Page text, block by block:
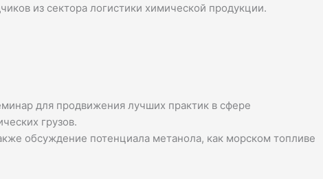
из сектора логистики химической продукции.
для продвижения лучших практик в сфере
грузов.
обсуждение потенциала метанола, как морском топливе